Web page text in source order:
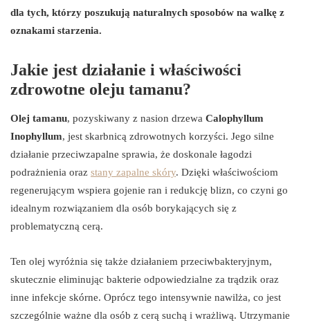
dla tych, którzy poszukują naturalnych sposobów na walkę z
oznakami starzenia.
Jakie jest działanie i właściwości
zdrowotne oleju tamanu?
Olej tamanu, pozyskiwany z nasion drzewa Calophyllum
Inophyllum, jest skarbnicą zdrowotnych korzyści. Jego silne
działanie przeciwzapalne sprawia, że doskonale łagodzi
podrażnienia oraz stany zapalne skóry. Dzięki właściwościom
regenerującym wspiera gojenie ran i redukcję blizn, co czyni go
idealnym rozwiązaniem dla osób borykających się z
problematyczną cerą.
Ten olej wyróżnia się także działaniem przeciwbakteryjnym,
skutecznie eliminując bakterie odpowiedzialne za trądzik oraz
inne infekcje skórne. Oprócz tego intensywnie nawilża, co jest
szczególnie ważne dla osób z cerą suchą i wrażliwą. Utrzymanie